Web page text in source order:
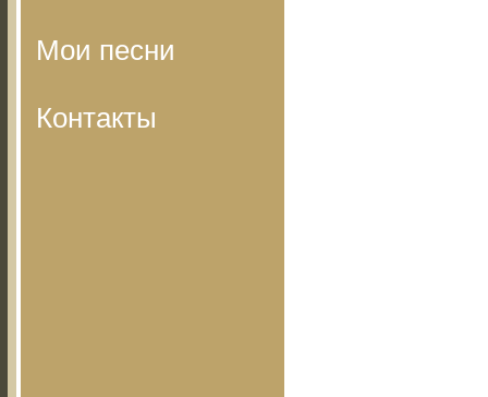
Мои песни
Контакты